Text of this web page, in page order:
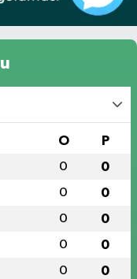
O P
0 0
0 0
0 0
0 0
0 0